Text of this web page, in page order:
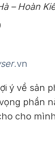
– Hoàn
.vn
ý về sản
phần
cho